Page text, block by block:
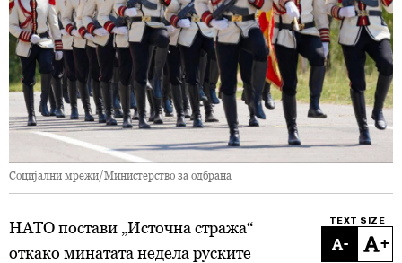
Социјални мрежи/Министерство за одбрана
TEXT SIZE
- +
НАТО постави „Источна стража“
откако минатата недела руските